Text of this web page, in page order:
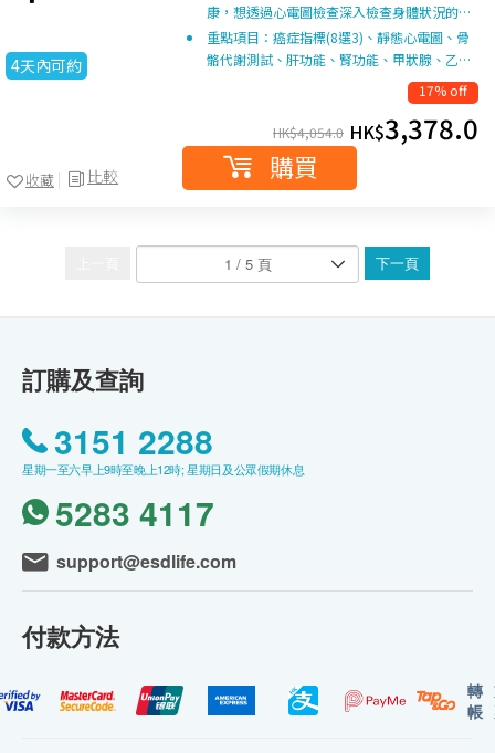
4天內可約
比較
收藏
康，想透過心電圖檢查深入檢查身體狀況的…
重點項目：癌症指標(8選3)、靜態心電圖、骨
骼代謝測試、肝功能、腎功能、甲狀腺、乙…
17% off
HK$4,054.0 HK$3,378.0
購買
下一頁
訂購及查詢
3151 2288
星期一至六早上9時至晚上12時; 星期日及公眾假期休息
5283 4117
support@esdlife.com
付款方法
轉
帳